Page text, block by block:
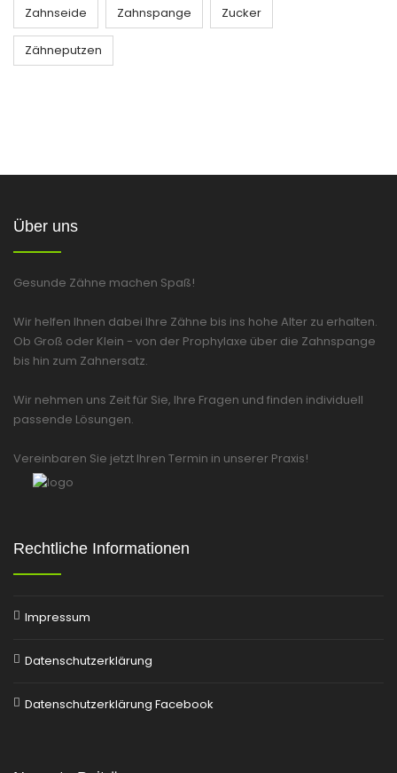
Zahnseide Zahnspange Zucker
Zähneputzen
Über uns
Gesunde Zähne machen Spaß!
Wir helfen Ihnen dabei Ihre Zähne bis ins hohe Alter zu erhalten.
Ob Groß oder Klein - von der Prophylaxe über die Zahnspange
bis hin zum Zahnersatz.
Wir nehmen uns Zeit für Sie, Ihre Fragen und finden individuell
passende Lösungen.
Vereinbaren Sie jetzt Ihren Termin in unserer Praxis!
Rechtliche Informationen
Impressum
Datenschutzerklärung
Datenschutzerklärung Facebook